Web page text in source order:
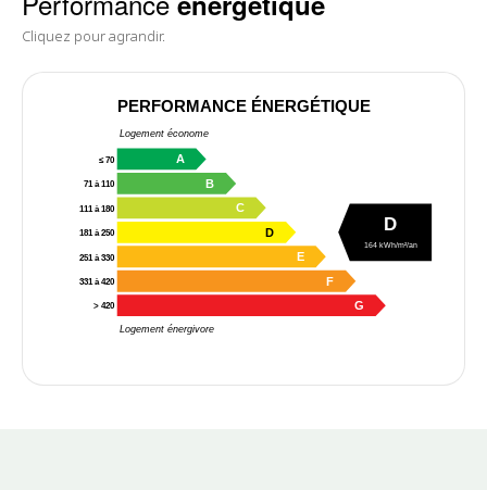
Cliquez pour agrandir.
PERFORMANCE ÉNERGÉTIQUE
Logement économe
Logement énergivore
≤ 70 A
71 à 110 B
111 à 180 C
181 à 250 D
251 à 330 E
331 à 420 F
> 420 G
D
164 kWh/m²/an